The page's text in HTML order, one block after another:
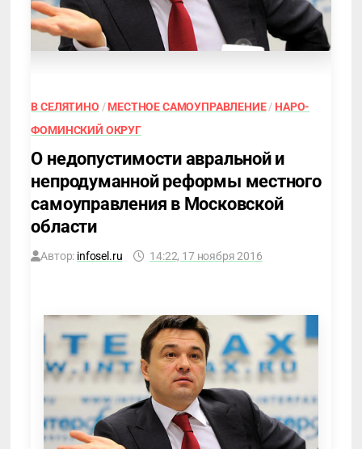
В СЕЛЯТИНО /МЕСТНОЕ САМОУПРАВЛЕНИЕ/ НАРО-
ФОМИНСКИЙ ОКРУГ
О недопустимости авральной и
непродуманной реформы местного
самоуправления в Московской
области
Автор: infosel.ru 14:22, 17 ноября 2016